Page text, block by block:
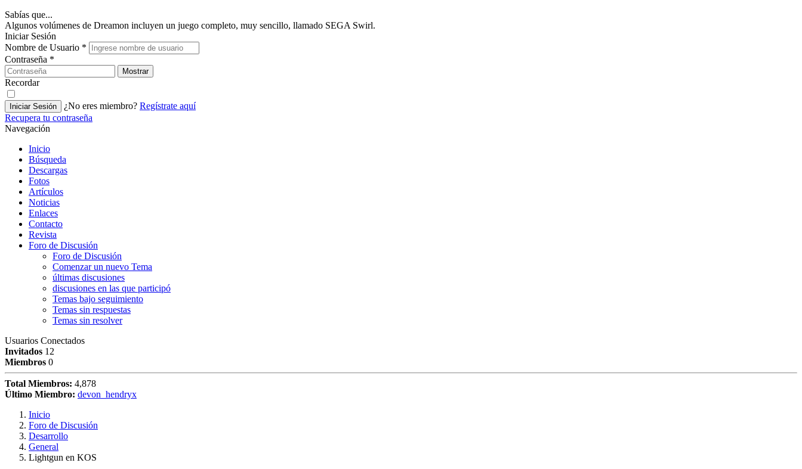
Sabías que...
Algunos volúmenes de Dreamon incluyen un juego completo, muy sencillo, llamado SEGA Swirl.
Iniciar Sesión
Nombre de Usuario *
Contraseña *
Mostrar
Recordar
Iniciar Sesión ¿No eres miembro? Regístrate aquí
Recupera tu contraseña
Navegación
Inicio
Búsqueda
Descargas
Fotos
Artículos
Noticias
Enlaces
Contacto
Revista
Foro de Discusión
Foro de Discusión
Comenzar un nuevo Tema
últimas discusiones
discusiones en las que participó
Temas bajo seguimiento
Temas sin respuestas
Temas sin resolver
Usuarios Conectados
Invitados 12
Miembros 0
Total Miembros: 4,878
Último Miembro: devon_hendryx
Inicio
Foro de Discusión
Desarrollo
General
Lightgun en KOS